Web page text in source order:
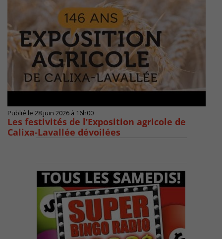
Publié le 28 juin 2026 à 16h00
Les festivités de l’Exposition agricole de
Calixa-Lavallée dévoilées